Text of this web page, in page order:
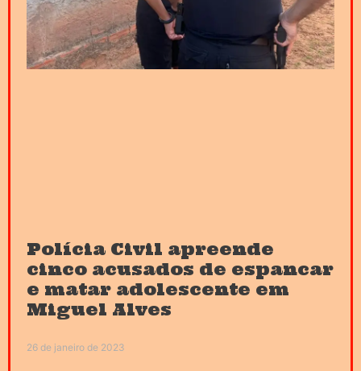
Polícia Civil apreende
cinco acusados de espancar
e matar adolescente em
Miguel Alves
26 de janeiro de 2023